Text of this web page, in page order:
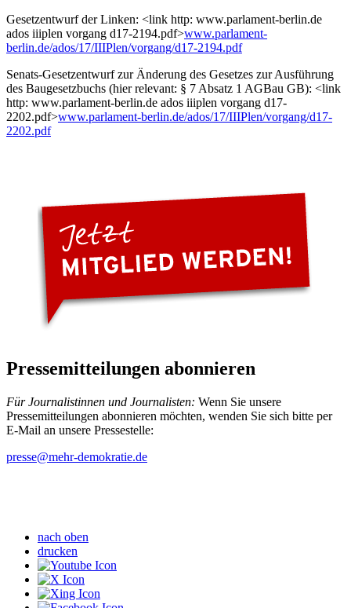
Gesetzentwurf der Linken: <link http: www.parlament-berlin.de
ados iiiplen vorgang d17-2194.pdf>www.parlament-
berlin.de/ados/17/IIIPlen/vorgang/d17-2194.pdf
Senats-Gesetzentwurf zur Änderung des Gesetzes zur Ausführung
des Baugesetzbuchs (hier relevant: § 7 Absatz 1 AGBau GB): <link
http: www.parlament-berlin.de ados iiiplen vorgang d17-
2202.pdf>www.parlament-berlin.de/ados/17/IIIPlen/vorgang/d17-
2202.pdf
Pressemitteilungen abonnieren
Für Journalistinnen und Journalisten: Wenn Sie unsere
Pressemitteilungen abonnieren möchten, wenden Sie sich bitte per
E-Mail an unsere Pressestelle:
presse@mehr-demokratie.de
nach oben
drucken